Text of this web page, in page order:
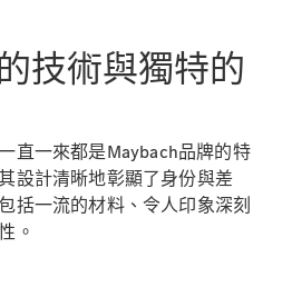
技術與獨特的
直一來都是Maybach品牌的特
設計清晰地彰顯了身份與差
括一流的材料、令人印象深刻
。